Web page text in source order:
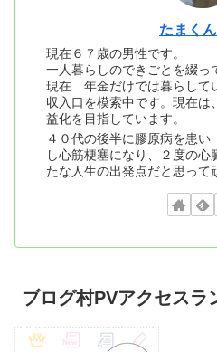
たまく
現在６７歳の男性です。
一人暮らしのできごとを綴っ
現在 年金だけでは暮らして
収入口を模索中です。現在は
益化を目指しています。
４０代の後半に膠原病を患い
し心筋梗塞になり、２度の
たな人生の出発点だと思って
ブログ村PVアクセスラ